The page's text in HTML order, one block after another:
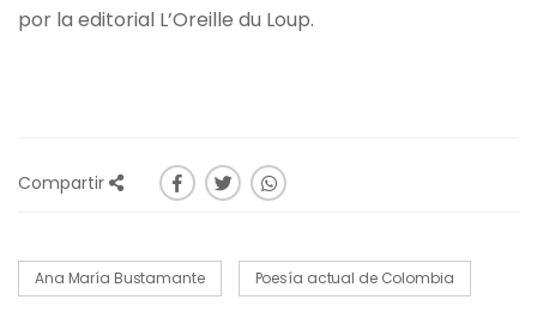
por la editorial L’Oreille du Loup.
Compartir
Ana María Bustamante Poesía actual de Colombia